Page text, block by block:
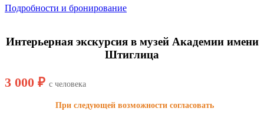
Подробности и бронирование
Интерьерная экскурсия в музей Академии имени
Штиглица
3 000 ₽ с человека
При следующей возможности согласовать